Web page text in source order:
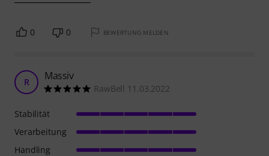
0 0 BEWERTUNG MELDEN
R Massiv
RawBell 11.03.2022
Stabilität
Verarbeitung
Handling